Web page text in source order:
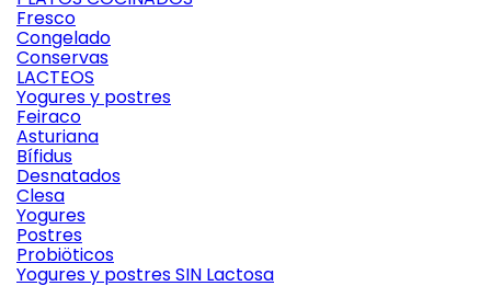
Fresco
Congelado
Conservas
LACTEOS
Yogures y postres
Feiraco
Asturiana
Bífidus
Desnatados
Clesa
Yogures
Postres
Probiöticos
Yogures y postres SIN Lactosa